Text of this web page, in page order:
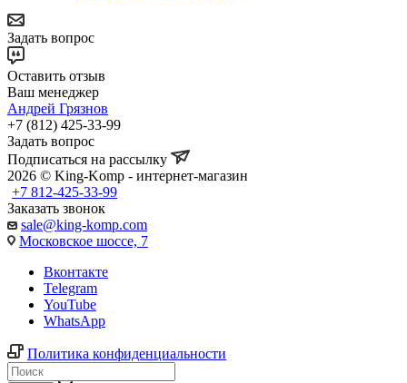
Задать вопрос
Оставить отзыв
Ваш менеджер
Андрей Грязнов
+7 (812) 425-33-99
Задать вопрос
Подписаться на рассылку
2026 © King-Komp - интернет-магазин
+7 812-425-33-99
Заказать звонок
sale@king-komp.com
Московское шоссе, 7
Вконтакте
Telegram
YouTube
WhatsApp
Политика конфиденциальности